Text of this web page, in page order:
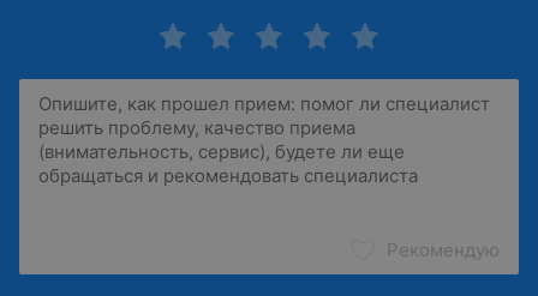
Рекомендую